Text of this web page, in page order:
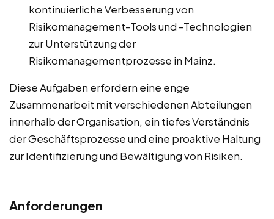
kontinuierliche Verbesserung von
Risikomanagement-Tools und -Technologien
zur Unterstützung der
Risikomanagementprozesse in Mainz.
Diese Aufgaben erfordern eine enge
Zusammenarbeit mit verschiedenen Abteilungen
innerhalb der Organisation, ein tiefes Verständnis
der Geschäftsprozesse und eine proaktive Haltung
zur Identifizierung und Bewältigung von Risiken.
Anforderungen